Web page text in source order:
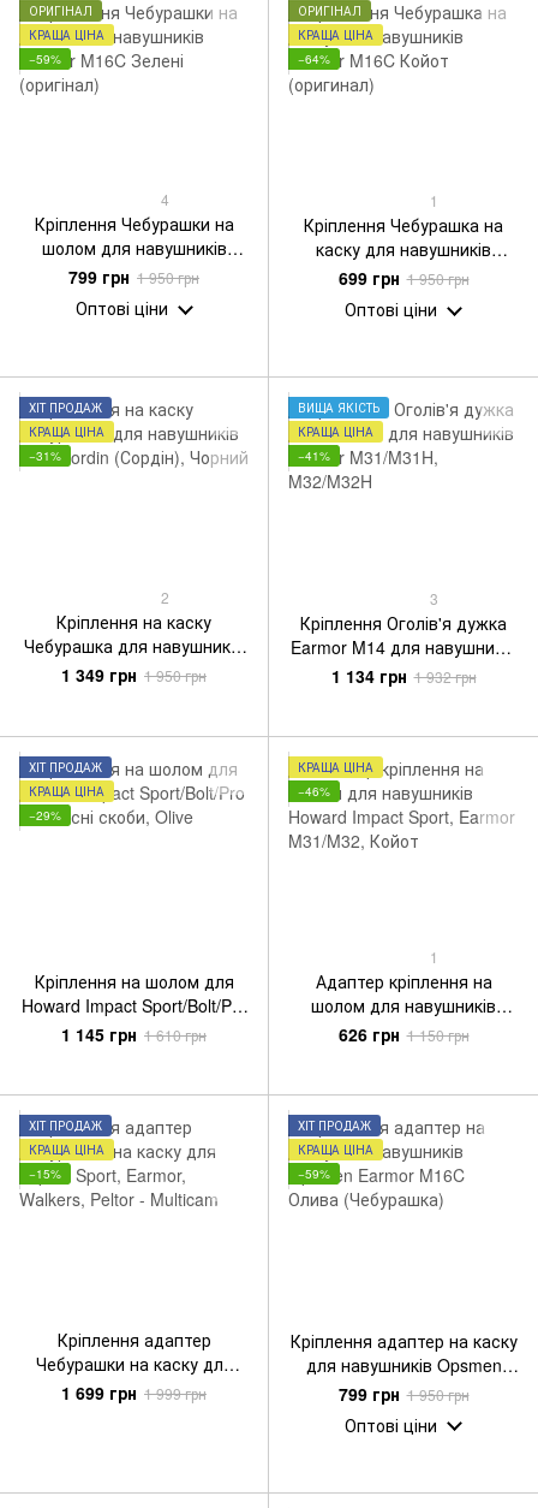
ОРИГІНАЛ
КРАЩА ЦІНА
−59%
4
Кріплення Чебурашки на
шолом для навушників
Earmor M16C Зелені
(оригінал)
799 грн 1 950 грн
Оптові ціни
ОРИГІНАЛ
КРАЩА ЦІНА
−64%
1
Кріплення Чебурашка на
каску для навушників
Earmor M16C Койот
(оригинал)
699 грн 1 950 грн
Оптові ціни
ХІТ ПРОДАЖ
КРАЩА ЦІНА
−31%
2
Кріплення на каску
Чебурашка для навушників
MSA Sordin (Сордін), Чорний
1 349 грн 1 950 грн
ВИЩА ЯКІСТЬ
КРАЩА ЦІНА
−41%
3
Кріплення Оголів'я дужка
Earmor M14 для навушників
Earmor M31/M31H,
M32/M32H
1 134 грн 1 932 грн
ХІТ ПРОДАЖ
КРАЩА ЦІНА
−29%
Кріплення на шолом для
Howard Impact Sport/Bolt/Pro
+ запасні скоби, Olive
1 145 грн 1 610 грн
КРАЩА ЦІНА
−46%
1
Адаптер кріплення на
шолом для навушників
Howard Impact Sport, Earmor
626 грн 1 150 грн
ХІТ ПРОДАЖ
КРАЩА ЦІНА
−15%
Кріплення адаптер
Чебурашки на каску для
Impact Sport, Earmor,
1 699 грн 1 999 грн
ХІТ ПРОДАЖ
КРАЩА ЦІНА
−59%
Кріплення адаптер на каску
для навушників Opsmen
Earmor M16C Олива
(Чебурашка)
799 грн 1 950 грн
Оптові ціни